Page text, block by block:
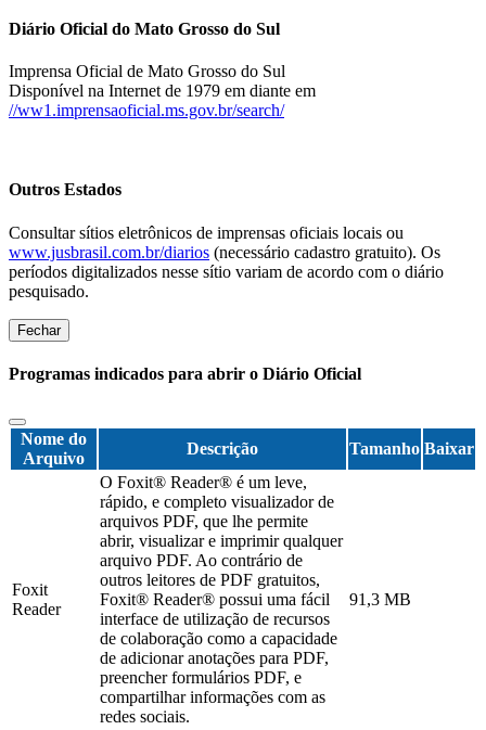
Diário Oficial do Mato Grosso do Sul
Imprensa Oficial de Mato Grosso do Sul
Disponível na Internet de 1979 em diante em
//ww1.imprensaoficial.ms.gov.br/search/
Outros Estados
Consultar sítios eletrônicos de imprensas oficiais locais ou
www.jusbrasil.com.br/diarios (necessário cadastro gratuito). Os
períodos digitalizados nesse sítio variam de acordo com o diário
pesquisado.
Fechar
Programas indicados para abrir o Diário Oficial
Nome do
Arquivo
Descrição Tamanho Baixar
Foxit
Reader
O Foxit® Reader® é um leve,
rápido, e completo visualizador de
arquivos PDF, que lhe permite
abrir, visualizar e imprimir qualquer
arquivo PDF. Ao contrário de
outros leitores de PDF gratuitos,
Foxit® Reader® possui uma fácil
interface de utilização de recursos
de colaboração como a capacidade
de adicionar anotações para PDF,
preencher formulários PDF, e
compartilhar informações com as
redes sociais.
91,3 MB